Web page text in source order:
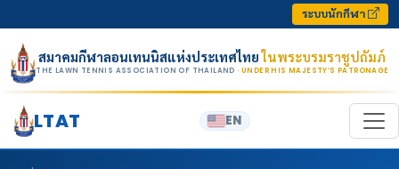
ระบบนักกีฬา
สมาคมกีฬาลอนเทนนิสแห่งประเทศไทยในพระบรมราชูปถัมภ์
THE LAWN TENNIS ASSOCIATION OF THAILAND · UNDER HIS MAJESTY’S PATRONAGE
LTAT EN